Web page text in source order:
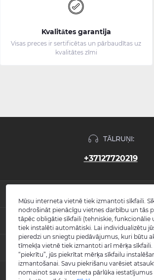
Kvalitātes garantija
Visas preces ir sertificētas un pārbaudītas uz
kvalitātes zīmi
TĀLRUŅI:
+37127720219
Jaunumi
Atsauksmes
Kontakti
Vietnes karte
Ražotāji
Īpašais piedāvājums
POPULĀRS
Izlietnes
Vannas
Maisītāji
Tualetes podi
KONTAKTI UN ADRESE
info@burlington.eu
MESENDŽERI
Mūsu interneta vietnē tiek izmantoti sīkfaili.
nodrošināt pienācīgu vietnes darbību un tās
tāpēc obligātie sīkfaili (tehniskie, funkcionālie
tiek instalēti automātiski. Lai individualizētu
pieredzi un sniegtu piedāvājumus, kuri būtu
tīmekļa vietnē tiek izmantoti arī mērķa
“piekrītu”, jūs piekrītat mērķa sīkfailu
izmantošanai. Savu piekrišanu varēsiet
nomainot sava interneta pārlūka iestatījumus